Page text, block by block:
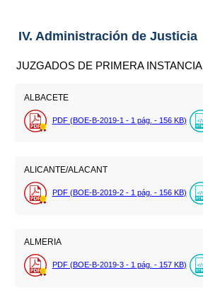
IV. Administración de Justicia
JUZGADOS DE PRIMERA
ALBACETE
PDF (BOE-B-2019-1 - 1 pág. - 156 KB)
ALICANTE/ALACANT
PDF (BOE-B-2019-2 - 1 pág. - 156 KB)
ALMERIA
PDF (BOE-B-2019-3 - 1 pág. - 157 KB)